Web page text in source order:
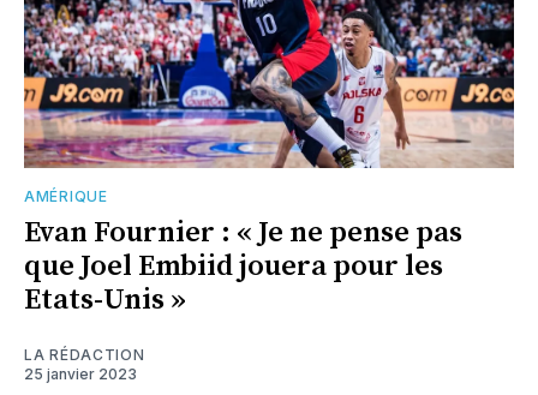
AMÉRIQUE
Evan Fournier : « Je ne pense pas
que Joel Embiid jouera pour les
Etats-Unis »
LA RÉDACTION
25 janvier 2023